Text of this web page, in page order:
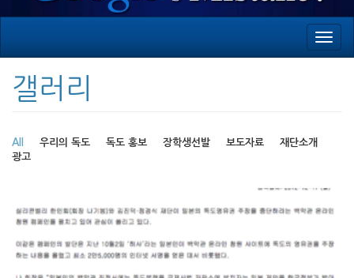
갤러리
All 우리의 독도 독도 홍보 장학생선발 보도자료
재단소개
광고